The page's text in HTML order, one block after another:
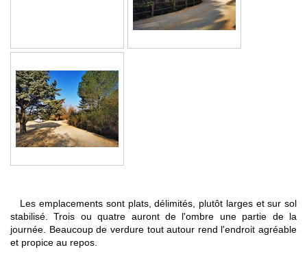
Les emplacements sont plats, délimités, plutôt larges et sur sol
stabilisé. Trois ou quatre auront de l'ombre une partie de la
journée. Beaucoup de verdure tout autour rend l'endroit agréable
et propice au repos.